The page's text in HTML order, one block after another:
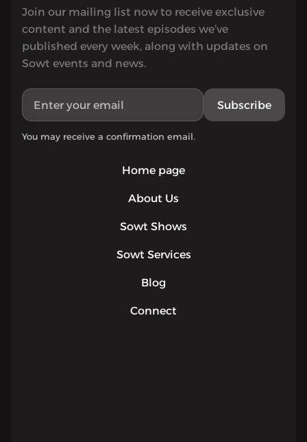
Home page
About Us
Sowt Shows
Sowt Services
Blog
Connect
Join our mailing list now to receive exclusive
content and the latest episodes we’ve
published every week, along with updates on
Sowt events and news.
Subscribe
You may receive a confirmation email.